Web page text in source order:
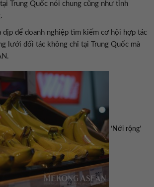
Trung Quốc nói chung cũng như tỉnh
dịp để doanh nghiệp tìm kiếm cơ hội hợp tác
lưới đối tác không chỉ tại Trung Quốc mà
‘Nới rộng’